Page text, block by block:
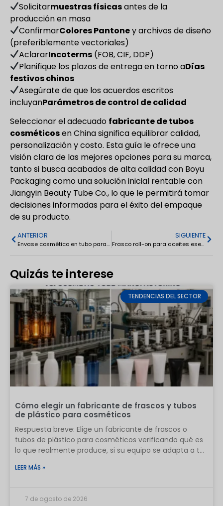
Solicitarmuestras físicasantes de la
producción en masa
ConfirmarColores Pantoney archivos de diseño
(preferiblemente vectoriales)
AclararIncoterms (FOB, CIF, DDP)
Planifique los plazos de entrega en torno aDías
festivos chinos
Asegúrate de que los acuerdos escritos
incluyanParámetros de control de calidad
Seleccionar el adecuado fabricante de tubos
cosméticosen China significa equilibrar calidad,
personalización y costo. Esta guía le ofrece una
visión clara de las mejores opciones para su marca,
tanto si busca acabados de alta calidad con Boyu
Packaging como una solución inicial rentable con
Jiangyin Beauty Tube Co., lo que le permitirá tomar
decisiones informadas para el éxito del empaque
de su producto.
ANTERIOR
Envase cosmético en tubo para crema solar y crema para los ojos en tubo flexible
SIGUIENTE
Frasco roll-on para aceites esenciales cosméticos 3 ml/5 ml/10 ml
Quizás te interese
TENDENCIAS DEL SECTOR
Cómo elegir un fabricante de frascos y tubos
de plástico para cosméticos
Respuesta breve: Elige un fabricante de frascos o
tubos de plástico para cosméticos verificando qué es
lo que realmente produce, si su equipo se adapta a tu
dimensiones críticas, y si puede reproducir una
precio bajo son pruebas útiles, pero ninguna es
LEER MÁS »
7 de agosto de 2026